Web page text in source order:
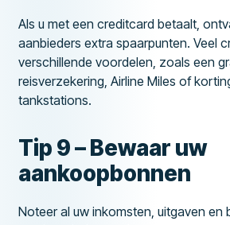
Als u met een creditcard betaalt,
aanbieders extra spaarpunten. Veel
verschillende voordelen, zoals een
reisverzekering, Airline Miles of
tankstations.
Tip 9 – Bewaar uw
aankoopbonnen
Noteer al uw inkomsten, uitgaven en